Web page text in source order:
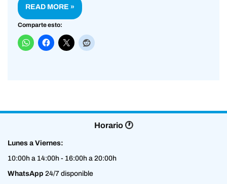
READ MORE »
Comparte esto:
Horario 🕐
Lunes a Viernes:
10:00h a 14:00h - 16:00h a 20:00h
WhatsApp 24/7 disponible